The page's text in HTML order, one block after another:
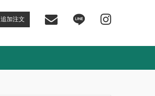
追加注文